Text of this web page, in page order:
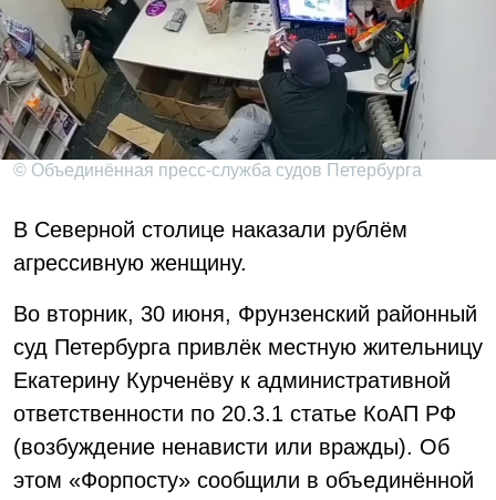
© Объединённая пресс-служба судов Петербурга
В Северной столице наказали рублём
агрессивную женщину.
Во вторник, 30 июня, Фрунзенский районный
суд Петербурга привлёк местную жительницу
Екатерину Курченёву к административной
ответственности по 20.3.1 статье КоАП РФ
(возбуждение ненависти или вражды). Об
этом «Форпосту» сообщили в объединённой